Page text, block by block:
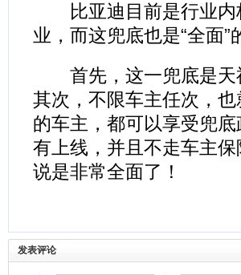
比亚迪目前是行业内
业，而这兜底也是“全面”
首先，这一兜底是天
其次，不限车主任次，
的车主，都可以享受兜
有上线，并且不走车主
说是非常全面了！
发表评论